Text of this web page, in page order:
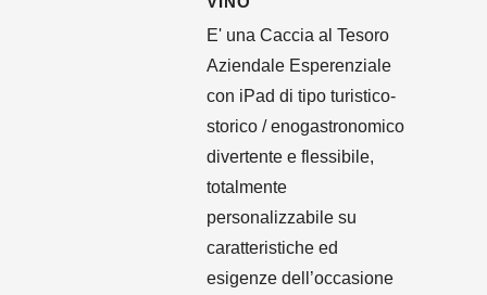
E' una Caccia al Tesoro
Aziendale Esperenziale
con iPad di tipo turistico-
storico / enogastronomico
divertente e flessibile,
totalmente
personalizzabile su
caratteristiche ed
esigenze dell’occasione